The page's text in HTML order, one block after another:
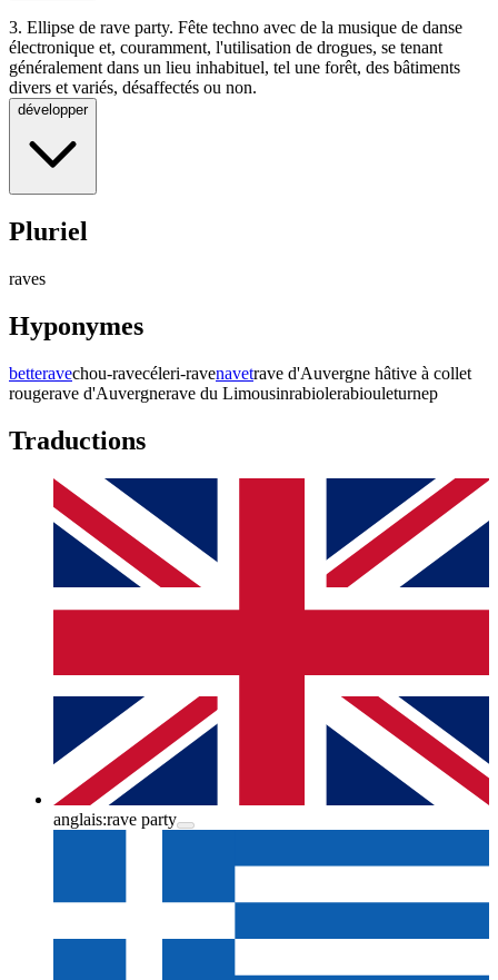
3. Ellipse de rave party. Fête techno avec de la musique de danse
électronique et, couramment, l'utilisation de drogues, se tenant
généralement dans un lieu inhabituel, tel une forêt, des bâtiments
divers et variés, désaffectés ou non.
développer
Pluriel
raves
Hyponymes
betteravechou-ravecéleri-ravenavetrave d'Auvergne hâtive à collet
rougerave d'Auvergnerave du Limousinrabiolerabiouleturnep
Traductions
anglais:rave party